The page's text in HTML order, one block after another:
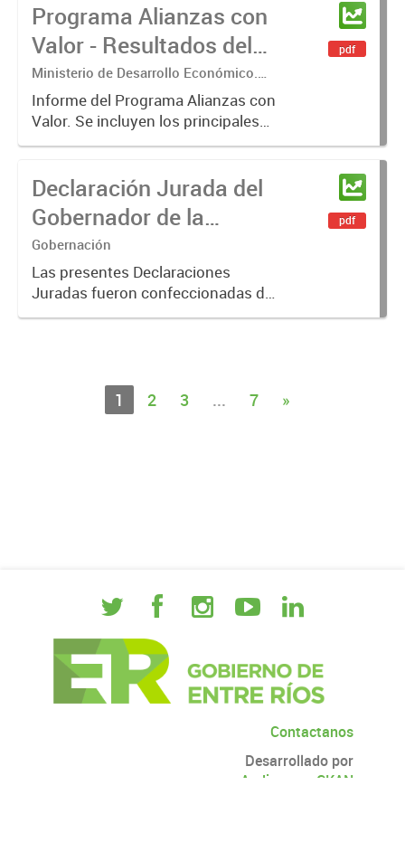
el objetivo de reducir el uso de
papel en la administración...
Programa Alianzas con
Valor - Resultados del
ciclo de encuentros con
el sector Avícola
Ministerio de Desarrollo Económico.
Secretaría de Industria, Comercio y
Minería
Informe del Programa Alianzas con
Valor. Se incluyen los principales
resultados del ciclo de encuentros
pdf
Declaración Jurada del
Gobernador de la
Provincia de Entre Ríos
Gobernación
Las presentes Declaraciones
Juradas fueron confeccionadas de
manera voluntaria por los
pdf
1 2 3 ... 7 »
Contactanos
Desarrollado por
Andino
CKAN